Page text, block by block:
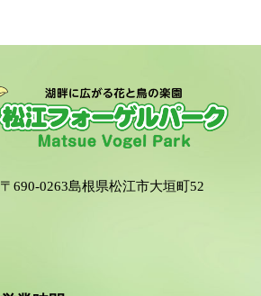
〒690-0263島根県松江市大垣町52